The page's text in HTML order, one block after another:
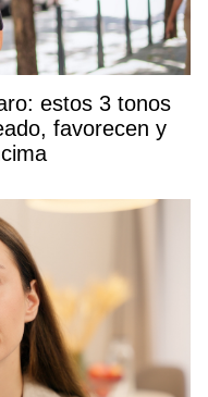
estos 3 tonos
favorecen y